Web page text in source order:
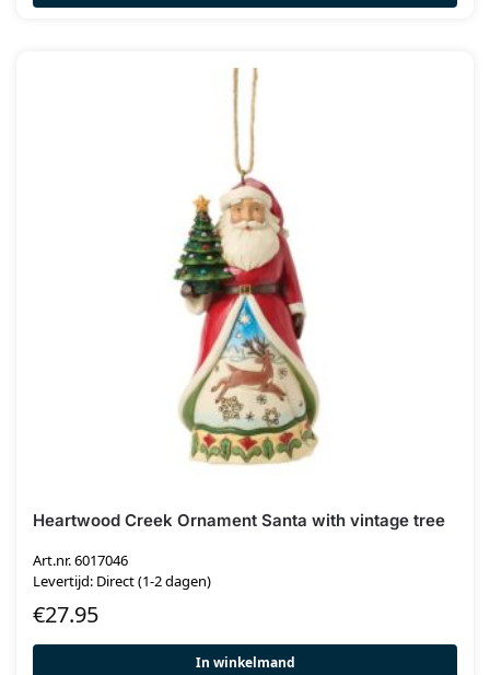
Heartwood Creek Ornament Santa with vintage tree
Art.nr. 6017046
Levertijd: Direct (1-2 dagen)
€27.95
In winkelmand